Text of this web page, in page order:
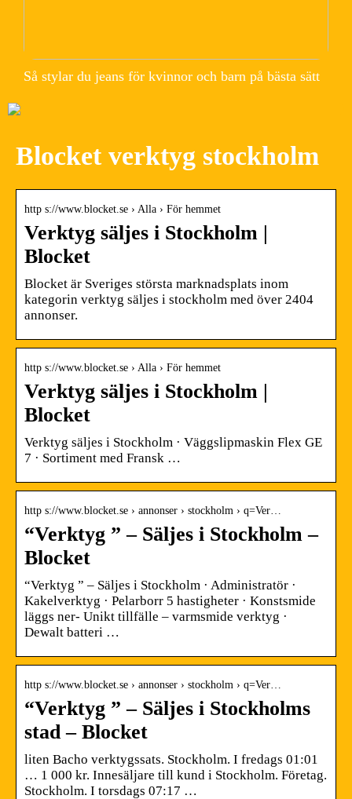
Så stylar du jeans för kvinnor och barn på bästa sätt
Blocket verktyg stockholm
http s://www.blocket.se › Alla › För hemmet
Verktyg säljes i Stockholm |
Blocket
Blocket är Sveriges största marknadsplats inom
kategorin verktyg säljes i stockholm med över 2404
annonser.
http s://www.blocket.se › Alla › För hemmet
Verktyg säljes i Stockholm |
Blocket
Verktyg säljes i Stockholm · Väggslipmaskin Flex GE
7 · Sortiment med Fransk …
http s://www.blocket.se › annonser › stockholm › q=Ver…
“Verktyg ” – Säljes i Stockholm –
Blocket
“Verktyg ” – Säljes i Stockholm · Administratör ·
Kakelverktyg · Pelarborr 5 hastigheter · Konstsmide
läggs ner- Unikt tillfälle – varmsmide verktyg ·
Dewalt batteri …
http s://www.blocket.se › annonser › stockholm › q=Ver…
“Verktyg ” – Säljes i Stockholms
stad – Blocket
liten Bacho verktygssats. Stockholm. I fredags 01:01
… 1 000 kr. Innesäljare till kund i Stockholm. Företag.
Stockholm. I torsdags 07:17 …